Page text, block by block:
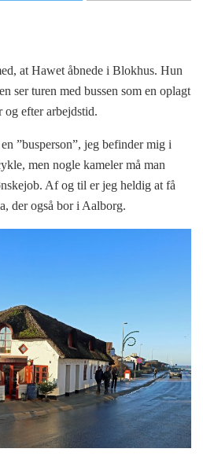
at Hawet åbnede i Blokhus. Hun
ser turen med bussen som en oplagt
efter arbejdstid.
”busperson”, jeg befinder mig i
men nogle kameler må man
Af og til er jeg heldig at få
der også bor i Aalborg.